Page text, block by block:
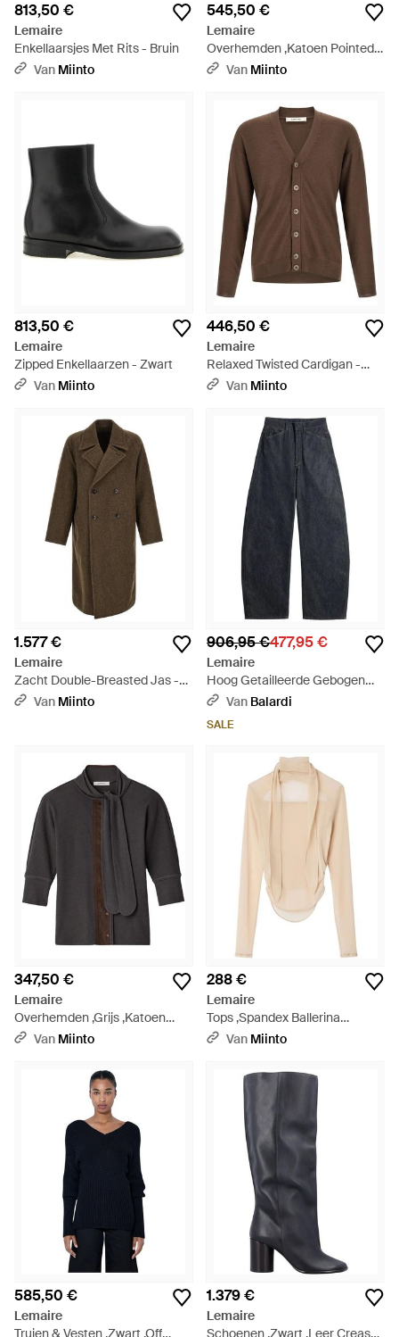
813,50 €
Lemaire
Enkellaarsjes Met Rits - Bruin
Van Miinto
545,50 €
Lemaire
Overhemden ,Katoen Pointed
Collar Shirt - Naturel
Van Miinto
813,50 €
Lemaire
Zipped Enkellaarzen - Zwart
Van Miinto
446,50 €
Lemaire
Relaxed Twisted Cardigan -
BruinVan Miinto
1.577 €
Lemaire
Zacht Double-Breasted Jas -
BruinVan Miinto
906,95 €477,95 €
Lemaire
Hoog Getailleerde Gebogen
Broek - Blauw
Van Balardi
SALE
347,50 €
Lemaire
Overhemden ,Grijs ,Katoen
Ascot T-Shirt - Zwart
Van Miinto
288 €
Lemaire
Tops ,Spandex Ballerina
Foulard Top - Naturel
Van Miinto
585,50 €
Lemaire
Truien & Vesten ,Zwart ,Off
1.379 €
Lemaire
Schoenen ,Zwart ,Leer Crease